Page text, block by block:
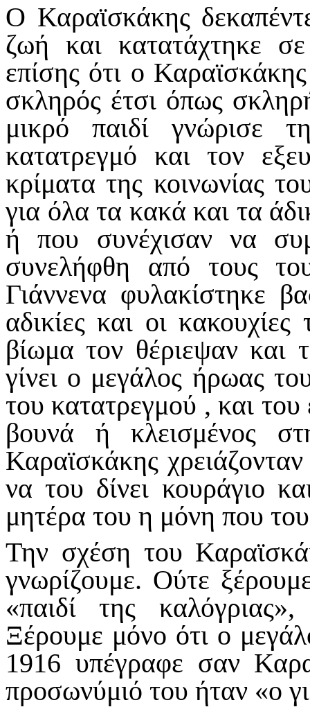
Ο Καραϊσκάκης
ζωή και κατατάχτηκε
επίσης ότι ο
σκληρός έτσι όπως
μικρό παιδί γνώρισε
κατατρεγμό και τον
κρίματα της κοινωνίας
για όλα τα κακά και τα
ή που συνέχισαν να
συνελήφθη από τους
Γιάννενα φυλακίστηκε
αδικίες και οι
βίωμα τον θέριεψαν και
γίνει ο μεγάλος ήρωας
του κατατρεγμού , και
βουνά ή κλεισμένος
Καραϊσκάκης
να του δίνει κουράγιο
μητέρα του η μόνη που
Την σχέση του
γνωρίζουμε. Ούτε
«παιδί της
Ξέρουμε μόνο ότι ο
1916 υπέγραφε σαν
προσωνύμιό του ήταν «ο